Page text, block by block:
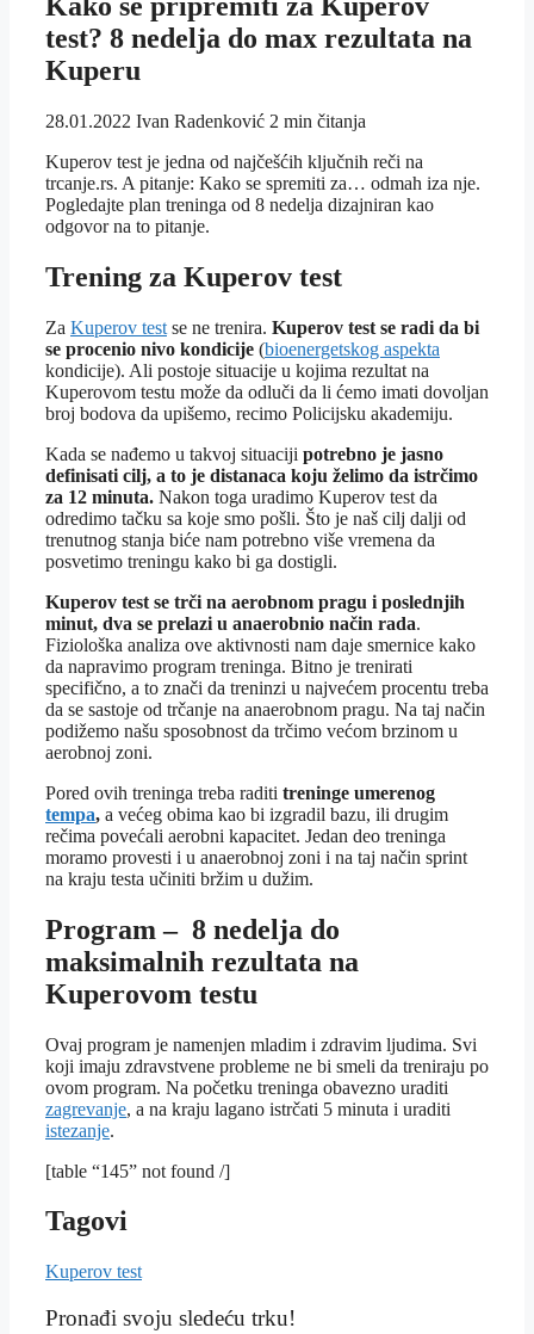
test? 8 nedelja do max rezultata na
Kuperu
28.01.2022 Ivan Radenković 2 min čitanja
Kuperov test je jedna od najčešćih ključnih reči na
trcanje.rs. A pitanje: Kako se spremiti za… odmah iza nje.
Pogledajte plan treninga od 8 nedelja dizajniran kao
odgovor na to pitanje.
Trening za Kuperov test
Za Kuperov test se ne trenira. Kuperov test se radi da bi
se procenio nivo kondicije (bioenergetskog aspekta
kondicije). Ali postoje situacije u kojima rezultat na
Kuperovom testu može da odluči da li ćemo imati dovoljan
broj bodova da upišemo, recimo Policijsku akademiju.
Kada se nađemo u takvoj situaciji potrebno je jasno
definisati cilj, a to je distanaca koju želimo da istrčimo
za 12 minuta. Nakon toga uradimo Kuperov test da
odredimo tačku sa koje smo pošli. Što je naš cilj dalji od
trenutnog stanja biće nam potrebno više vremena da
posvetimo treningu kako bi ga dostigli.
Kuperov test se trči na aerobnom pragu i poslednjih
minut, dva se prelazi u anaerobnio način rada.
Fiziološka analiza ove aktivnosti nam daje smernice kako
da napravimo program treninga. Bitno je trenirati
specifično, a to znači da treninzi u najvećem procentu treba
da se sastoje od trčanje na anaerobnom pragu. Na taj način
podižemo našu sposobnost da trčimo većom brzinom u
aerobnoj zoni.
Pored ovih treninga treba raditi treninge umerenog
tempa, a većeg obima kao bi izgradil bazu, ili drugim
rečima povećali aerobni kapacitet. Jedan deo treninga
moramo provesti i u anaerobnoj zoni i na taj način sprint
na kraju testa učiniti bržim u dužim.
Program – 8 nedelja do
maksimalnih rezultata na
Kuperovom testu
Ovaj program je namenjen mladim i zdravim ljudima. Svi
koji imaju zdravstvene probleme ne bi smeli da treniraju po
ovom program. Na početku treninga obavezno uraditi
zagrevanje, a na kraju lagano istrčati 5 minuta i uraditi
istezanje.
[table “145” not found /]
Tagovi
Kuperov test
Pronađi svoju sledeću trku!